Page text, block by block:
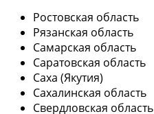
Ростовская область
Рязанская область
Самарская область
Саратовская область
Саха (Якутия)
Сахалинская область
Свердловская область